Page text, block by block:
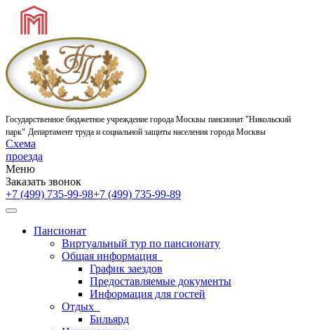
Государственное бюджетное учреждение города Москвы пансионат "Никольский
парк" Департамент труда и социальной защиты населения города Москвы
Схема
проезда
Меню
Заказать звонок
+7 (499) 735-99-98+7 (499) 735-99-89
Пансионат
Виртуальный тур по пансионату
Общая информация
График заездов
Предоставляемые документы
Информация для гостей
Отдых
Бильярд